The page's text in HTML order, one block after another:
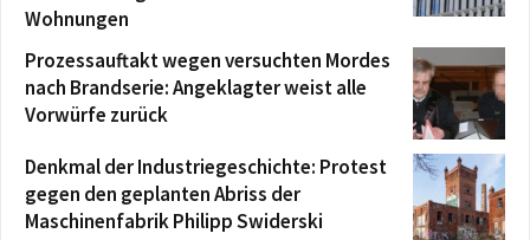
Wohnungen
Prozessauftakt wegen versuchten Mordes
nach Brandserie: Angeklagter weist alle
Vorwürfe zurück
Denkmal der Industriegeschichte: Protest
gegen den geplanten Abriss der
Maschinenfabrik Philipp Swiderski